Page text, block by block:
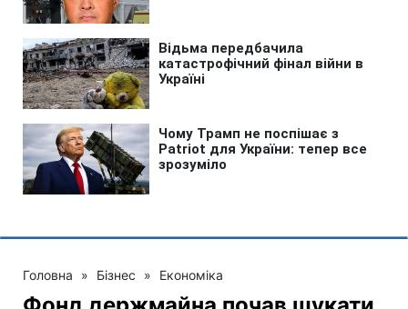
Головна » Бізнес » Економіка